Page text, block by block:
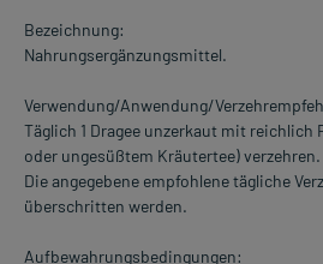
Bezeichnung:
Nahrungsergänzungsmittel.
Verwendung/Anwendung/
Täglich 1 Dragee unzerkaut mit reichlich
oder ungesüßtem Kräutertee) verzehren.
Die angegebene empfohlene tägliche
überschritten werden.
Aufbewahrungsbedingungen: